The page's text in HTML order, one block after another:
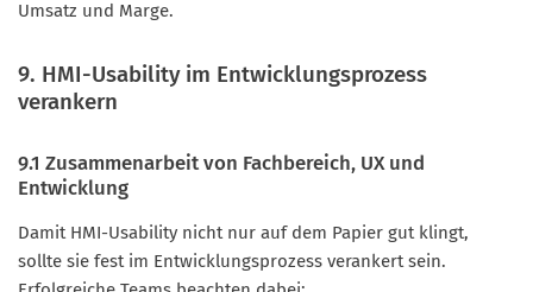
Umsatz und Marge.
9. HMI-Usability im Entwicklungsprozess
verankern
9.1 Zusammenarbeit von Fachbereich, UX und
Entwicklung
Damit HMI-Usability nicht nur auf dem Papier gut klingt,
sollte sie fest im Entwicklungsprozess verankert sein.